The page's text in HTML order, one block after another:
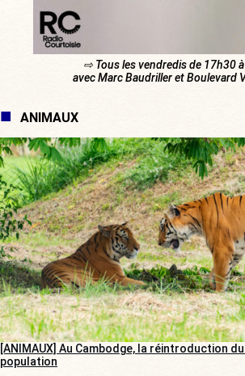
⇨ Tous les vendredis de 17h30
avec Marc Baudriller et Boulevard
ANIMAUX
[ANIMAUX] Au Cambodge, la réintroduction
population